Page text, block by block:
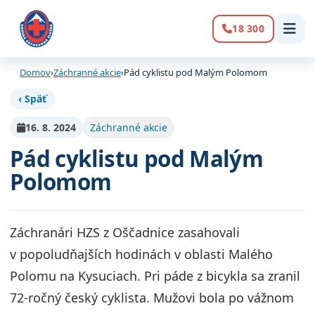
Volanie:
18 300
Domov›Záchranné akcie›Pád cyklistu pod Malým Polomom
‹ Späť
16. 8. 2024 Záchranné akcie
Pád cyklistu pod Malým
Polomom
Záchranári HZS z Oščadnice zasahovali
v popoludňajších hodinách v oblasti Malého
Polomu na Kysuciach. Pri páde z bicykla sa zranil
72-ročný český cyklista. Mužovi bola po vážnom